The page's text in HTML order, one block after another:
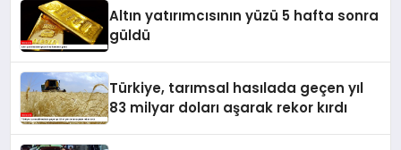
Altın yatırımcısının yüzü 5 hafta sonra
güldü
Türkiye, tarımsal hasılada geçen yıl
83 milyar doları aşarak rekor kırdı